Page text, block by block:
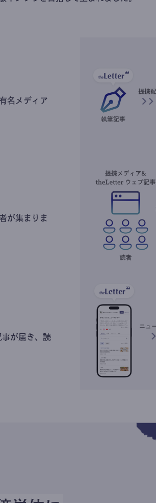
名メディア
が集まりま
が届き、読